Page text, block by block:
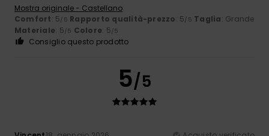
Mostra originale - Castellano
Comfort: 5/5 Rapporto qualità-prezzo: 5/5 Taglia: Grande
Materiale: 5/5 Colore: 5/5
Consiglio questo prodotto
5/5